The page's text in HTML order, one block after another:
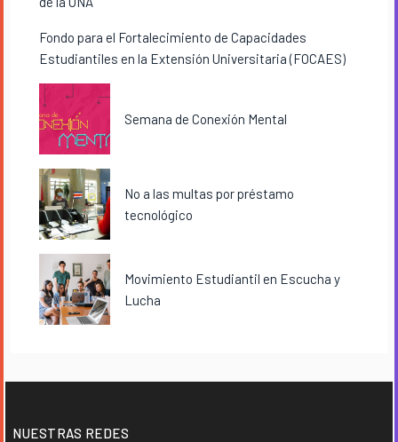
Fondo para el Fortalecimiento de Capacidades
Estudiantiles en la Extensión Universitaria (FOCAES)
Semana de Conexión Mental
No a las multas por préstamo
tecnológico
Movimiento Estudiantil en Escucha y
Lucha
NUESTRAS REDES